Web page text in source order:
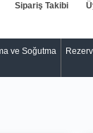
Sipariş Takibi
ve Soğutma